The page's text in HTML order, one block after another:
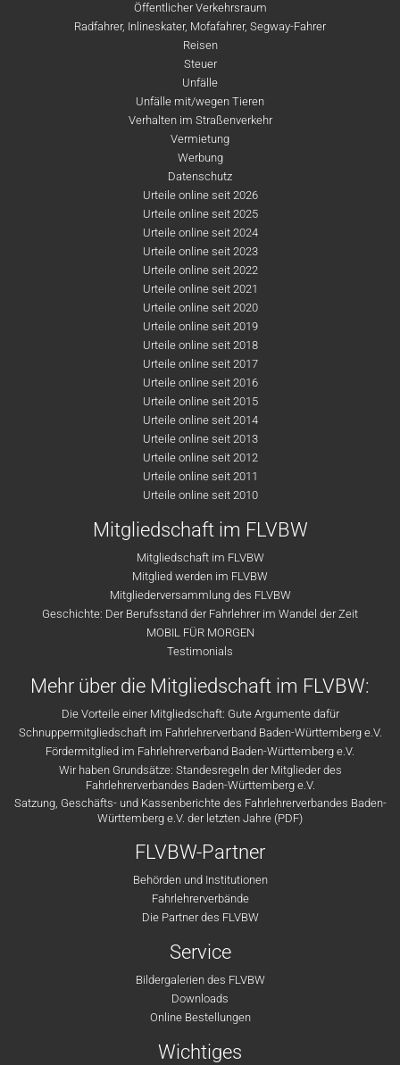
Öffentlicher Verkehrsraum
Radfahrer, Inlineskater, Mofafahrer, Segway-Fahrer
Reisen
Steuer
Unfälle
Unfälle mit/wegen Tieren
Verhalten im Straßenverkehr
Vermietung
Werbung
Datenschutz
Urteile online seit 2026
Urteile online seit 2025
Urteile online seit 2024
Urteile online seit 2023
Urteile online seit 2022
Urteile online seit 2021
Urteile online seit 2020
Urteile online seit 2019
Urteile online seit 2018
Urteile online seit 2017
Urteile online seit 2016
Urteile online seit 2015
Urteile online seit 2014
Urteile online seit 2013
Urteile online seit 2012
Urteile online seit 2011
Urteile online seit 2010
Mitgliedschaft im FLVBW
Mitgliedschaft im FLVBW
Mitglied werden im FLVBW
Mitgliederversammlung des FLVBW
Geschichte: Der Berufsstand der Fahrlehrer im Wandel der Zeit
MOBIL FÜR MORGEN
Testimonials
Mehr über die Mitgliedschaft im FLVBW:
Die Vorteile einer Mitgliedschaft: Gute Argumente dafür
Schnuppermitgliedschaft im Fahrlehrerverband Baden-Württemberg e.V.
Fördermitglied im Fahrlehrerverband Baden-Württemberg e.V.
Wir haben Grundsätze: Standesregeln der Mitglieder des
Fahrlehrerverbandes Baden-Württemberg e.V.
Satzung, Geschäfts- und Kassenberichte des Fahrlehrerverbandes Baden-
Württemberg e.V. der letzten Jahre (PDF)
FLVBW-Partner
Behörden und Institutionen
Fahrlehrerverbände
Die Partner des FLVBW
Service
Bildergalerien des FLVBW
Downloads
Online Bestellungen
Wichtiges